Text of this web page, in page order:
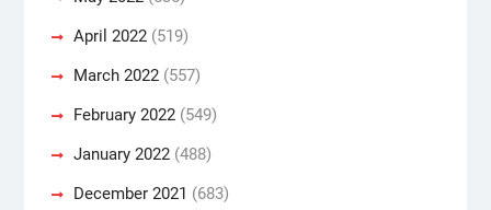
April 2022(519)
March 2022(557)
February 2022(549)
January 2022(488)
December 2021 (683)